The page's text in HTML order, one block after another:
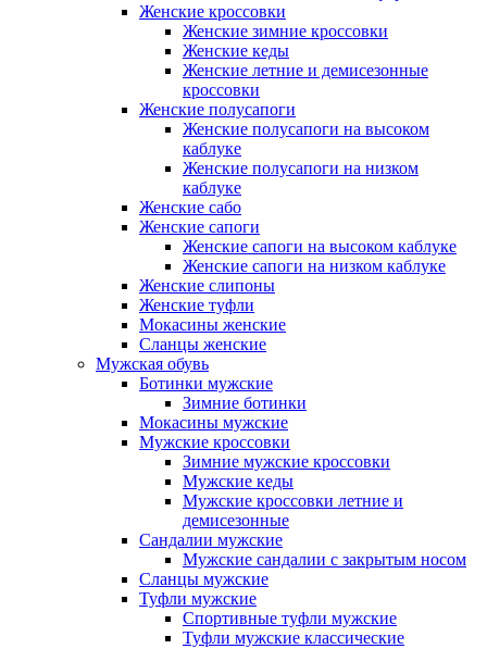
Женские кроссовки
Женские зимние кроссовки
Женские кеды
Женские летние и демисезонные
кроссовки
Женские полусапоги
Женские полусапоги на высоком
каблуке
Женские полусапоги на низком
каблуке
Женские сабо
Женские сапоги
Женские сапоги на высоком каблуке
Женские сапоги на низком каблуке
Женские слипоны
Женские туфли
Мокасины женские
Сланцы женские
Мужская обувь
Ботинки мужские
Зимние ботинки
Мокасины мужские
Мужские кроссовки
Зимние мужские кроссовки
Мужские кеды
Мужские кроссовки летние и
демисезонные
Сандалии мужские
Мужские сандалии с закрытым носом
Сланцы мужские
Туфли мужские
Спортивные туфли мужские
Туфли мужские классические